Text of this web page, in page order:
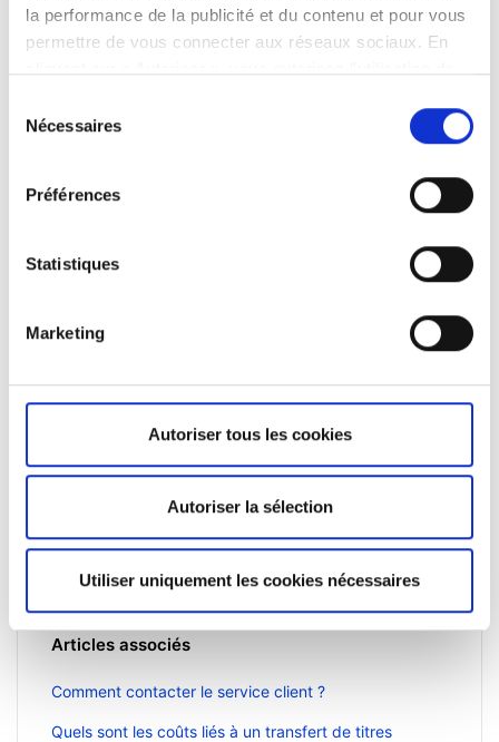
la performance de la publicité et du contenu et pour vous
permettre de vous connecter aux réseaux sociaux. En
personnelles. Sélectionnez « Gérer le consentement »
pour gérer vos préférences de consentement. Une fois
confirmées, vos préférences de consentement sont
conservées. Vous pouvez modifier vos préférences ou
politique de cookies. Consultez
notre politique en
Nécessaires
Préférences
Statistiques
Marketing
Autoriser tous les cookies
Autoriser la sélection
Utiliser uniquement les cookies nécessaires
FacebookLinkedIn
Cet article vous a-t-il été utile ?
Pas encore client ?
Apprenez-en davantage sur nos plateformes
attractifsici.
Articles associés
Comment contacter le service client ?
Quels sont les coûts liés à un transfert de titres